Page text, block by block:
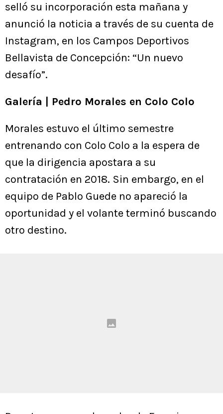
selló su incorporación esta mañana y
anunció la noticia a través de su cuenta de
Instagram, en los Campos Deportivos
Bellavista de Concepción: “Un nuevo
desafío”.
Galería | Pedro Morales en Colo Colo
Morales estuvo el último semestre
entrenando con Colo Colo a la espera de
que la dirigencia apostara a su
contratación en 2018. Sin embargo, en el
equipo de Pablo Guede no apareció la
oportunidad y el volante terminó buscando
otro destino.